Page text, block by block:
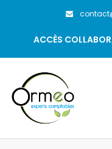
ACCÈS